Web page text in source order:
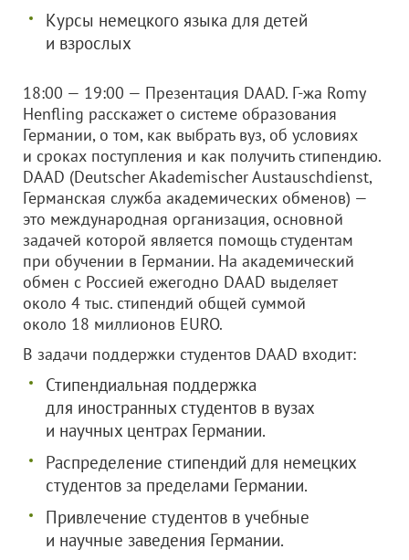
Курсы немецкого языка для детей
и взрослых
18:00 — 19:00 — Презентация DAAD. Г-жа Romy
Henfling расскажет о системе образования
Германии, о том, как выбрать вуз, об условиях
и сроках поступления и как получить стипендию.
DAAD (Deutscher Akademischer Austauschdienst,
Германская служба академических обменов) —
это международная организация, основной
задачей которой является помощь студентам
при обучении в Германии. На академический
обмен с Россией ежегодно DAAD выделяет
около 4 тыс. стипендий общей суммой
около 18 миллионов EURO.
В задачи поддержки студентов DAAD входит:
Стипендиальная поддержка
для иностранных студентов в вузах
и научных центрах Германии.
Распределение стипендий для немецких
студентов за пределами Германии.
Привлечение студентов в учебные
и научные заведения Германии.